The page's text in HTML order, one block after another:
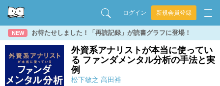
ログイン 新規会員登録
NEW お待たせしました！「再読記録」が読書グラフに登場！
外資系アナリストが本当に使ってい
る ファンダメンタル分析の手法と実
例
松下敏之 高田裕